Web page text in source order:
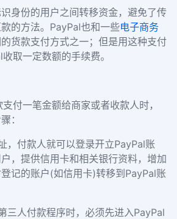
身份的用户之间转移资金，避免了传
的方法。PayPal也和一些电子商务
货款支付方式之一；但是用这种支付
取一定数额的手续费。
付一笔金额给商家或者收款人时，
：
，付款人就可以登录开立PayPal账
，提供信用卡和相关银行资料，增加
记的账户(如信用卡)转移到PayPal账
三人付款程序时，必须先进入PayPal